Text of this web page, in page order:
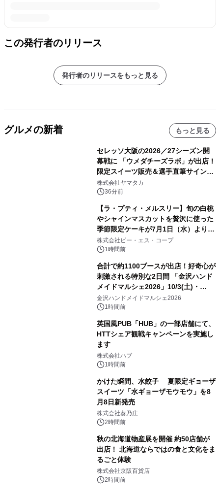
この発行者のリリース
発行者のリリースをもっと見る
グルメの新着 もっと見る
セレッソ大阪の2026／27シーズン開
幕戦に 「ウメダチーズラボ」が出店！
限定スイーツ販売＆選手直筆サイング
ッズが当たる抽選会を 8月8日に開催
株式会社ヤマタカ
36分前
【ラ・プティ・メルスリー】旬の白桃
やシャインマスカットを贅沢に使った
季節限定ケーキが7月1日（水）より順
次登場！
株式会社ピー・エス・コープ
1時間前
合計で約1100ブースが出店！好奇心が
刺激される特別な2日間 「金沢ハンド
メイドマルシェ2026」10/3(土)・
10/4(日)開催
金沢ハンドメイドマルシェ2026
1時間前
英国風PUB「HUB」の一部店舗にて、
HTTシェア観戦キャンペーンを実施し
ます
株式会社ハブ
1時間前
かけた瞬間、水餃子 夏限定ギョーザ
スイーツ「水ギョーザモウモウ」を8
月8日新発売
株式会社葵乃庄
2時間前
秋の北海道物産展を開催 約50店舗が
出店！ 北海道ならではの食と文化をま
るごと体験
株式会社京阪百貨店
2時間前